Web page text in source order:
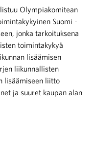
Olympiakomitean
Suomi -
jonka tarkoituksena
toimintakykyä
lisäämisen
liikunnallisten
lisäämiseen liitto
ja suuret kaupan alan